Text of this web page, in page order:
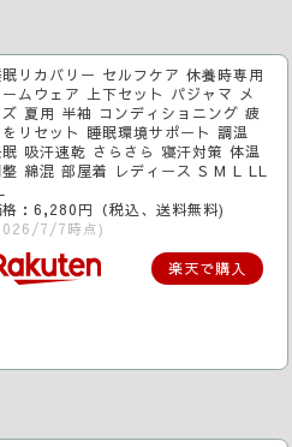
眠リカバリー セルフケア 休養時専用
ームウェア 上下セット パジャマ メ
ズ 夏用 半袖 コンディショニング 疲
をリセット 睡眠環境サポート 調温
吸汗速乾 さらさら 寝汗対策 体温
綿混 部屋着 レディース S M L LL
：6,280円（税込、送料無料)
7/7時点)
楽天で購入